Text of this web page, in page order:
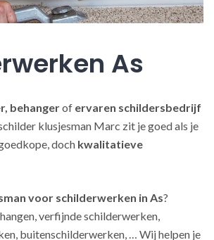
As
behangerof ervaren schildersbedrijf
klusjesman Marc zit je goed als je
doch kwalitatieve
voor schilderwerken in As?
verfijnde schilderwerken,
buitenschilderwerken, … Wij helpen je